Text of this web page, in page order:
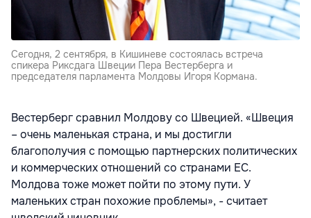
Сегодня, 2 сентября, в Кишиневе состоялась встреча
спикера Риксдага Швеции Пера Вестерберга и
председателя парламента Молдовы Игоря Кормана.
Вестерберг сравнил Молдову со Швецией. «Швеция
– очень маленькая страна, и мы достигли
благополучия с помощью партнерских политических
и коммерческих отношений со странами ЕС.
Молдова тоже может пойти по этому пути. У
маленьких стран похожие проблемы», - считает